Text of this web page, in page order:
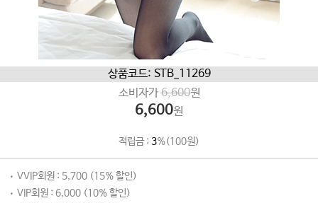
상품코드: STB_11269
소비자가6,600원
6,600원
적립금 : 3%(100원)
VVIP회원 : 5,700 (15% 할인)
VIP회원 : 6,000 (10% 할인)